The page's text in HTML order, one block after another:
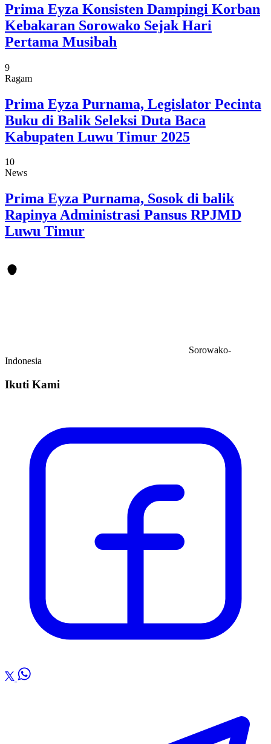
Prima Eyza Konsisten Dampingi Korban
Kebakaran Sorowako Sejak Hari
Pertama Musibah
9
Ragam
Prima Eyza Purnama, Legislator Pecinta
Buku di Balik Seleksi Duta Baca
Kabupaten Luwu Timur 2025
10
News
Prima Eyza Purnama, Sosok di balik
Rapinya Administrasi Pansus RPJMD
Luwu Timur
Sorowako-
Indonesia
Ikuti Kami